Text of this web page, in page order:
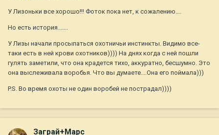
У Лизоньки все хорошо!!! Фоток пока нет, к сожалению....
Но есть история.......
У Лизы начали просыпаться охотничьи инстинкты. Видимо все-
таки есть в ней крови охотников)))) На днях когда с ней пошли
гулять заметили, что она крадется тихо, аккуратно, бесшумно. Это
она выслеживала воробья. Что вы думаете....Она его поймала)))
P.S. Во время охоты не один воробей не пострадал))))
Заграй+Марс